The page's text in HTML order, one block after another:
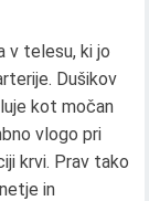
v telesu, ki jo
Dušikov
kot močan
vlogo pri
krvi. Prav tako
in